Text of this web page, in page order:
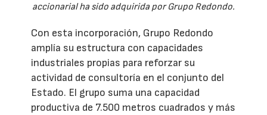
accionarial ha sido adquirida por Grupo Redondo.
Con esta incorporación, Grupo Redondo
amplía su estructura con capacidades
industriales propias para reforzar su
actividad de consultoría en el conjunto del
Estado. El grupo suma una capacidad
productiva de 7.500 metros cuadrados y más